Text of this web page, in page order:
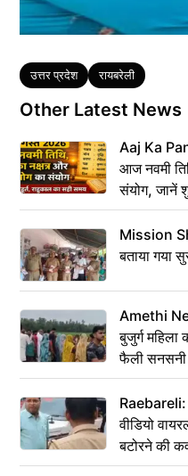
Tags
उत्तर प्रदेश रायबरेली
Other Latest News
Aaj Ka
आज नवमी
संयोग, जानें
Mission
बताया गया
Amethi
बुजुर्ग महिला
फैली सनसनी
Raebareli:
वीडियो
बटोरने की